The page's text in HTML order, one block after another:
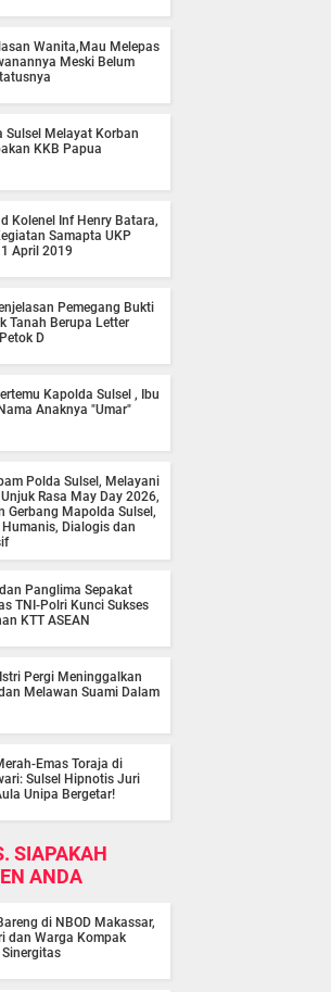
Wanita,Mau Melepas
Meski Belum
Sulsel Melayat Korban
KKB Papua
Kolenel Inf Henry Batara,
Samapta UKP
1 April 2019
Pemegang Bukti
Tanah Berupa Letter
D
Kapolda Sulsel , Ibu
Anaknya "Umar"
Polda Sulsel, Melayani
Rasa May Day 2026,
Gerbang Mapolda Sulsel,
Humanis, Dialogis dan
Panglima Sepakat
TNI-Polri Kunci Sukses
KTT ASEAN
Pergi Meninggalkan
Melawan Suami Dalam
Emas Toraja di
Sulsel Hipnotis Juri
Unipa Bergetar!
SIAPAKAH
ANDA
di NBOD Makassar,
dan Warga Kompak
Sinergitas